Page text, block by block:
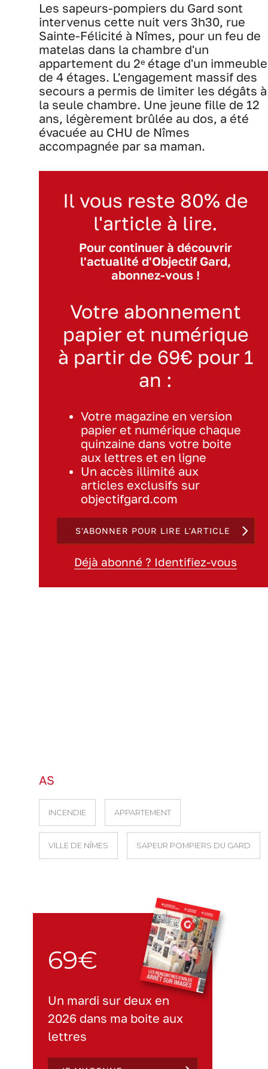
Les sapeurs-pompiers du Gard sont
intervenus cette nuit vers 3h30, rue
Sainte-Félicité à Nîmes, pour un feu de
matelas dans la chambre d'un
appartement du 2ᵉ étage d'un immeuble
de 4 étages. L'engagement massif des
secours a permis de limiter les dégâts à
la seule chambre. Une jeune fille de 12
ans, légèrement brûlée au dos, a été
évacuée au CHU de Nîmes
accompagnée par sa maman.
Il vous reste 80% de
l'article à lire.
Pour continuer à découvrir
l'actualité d'Objectif Gard,
abonnez-vous !
Votre abonnement
papier et numérique
à partir de 69€ pour 1
an :
Votre magazine en version
papier et numérique chaque
quinzaine dans votre boite
aux lettres et en ligne
Un accès illimité aux
articles exclusifs sur
objectifgard.com
S'ABONNER POUR LIRE L'ARTICLE
Déjà abonné ? Identifiez-vous
AS
INCENDIE APPARTEMENT
VILLE DE NÎMES SAPEUR POMPIERS DU GARD
69€
Un mardi sur deux en
2026 dans ma boite aux
lettres